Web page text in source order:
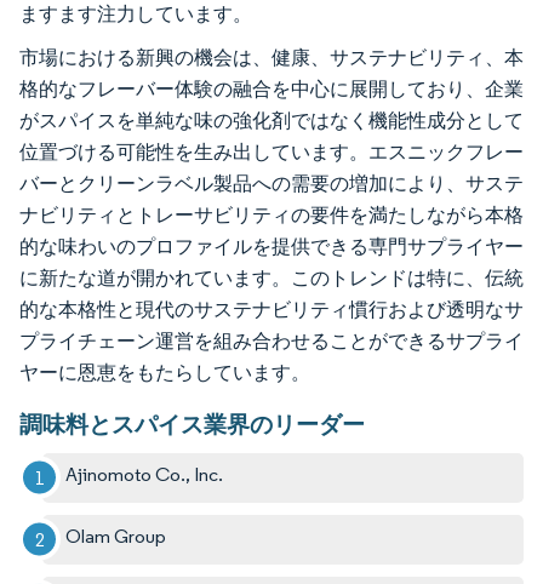
ますます注力しています。
市場における新興の機会は、健康、サステナビリティ、本
格的なフレーバー体験の融合を中心に展開しており、企業
がスパイスを単純な味の強化剤ではなく機能性成分として
位置づける可能性を生み出しています。エスニックフレー
バーとクリーンラベル製品への需要の増加により、サステ
ナビリティとトレーサビリティの要件を満たしながら本格
的な味わいのプロファイルを提供できる専門サプライヤー
に新たな道が開かれています。このトレンドは特に、伝統
的な本格性と現代のサステナビリティ慣行および透明なサ
プライチェーン運営を組み合わせることができるサプライ
ヤーに恩恵をもたらしています。
調味料とスパイス業界のリーダー
Ajinomoto Co., Inc.
Olam Group